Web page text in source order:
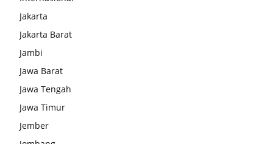
Jakarta
Jakarta Barat
Jambi
Jawa Barat
Jawa Tengah
Jawa Timur
Jember